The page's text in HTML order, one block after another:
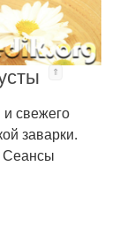
свежего
заварки.
Сеансы